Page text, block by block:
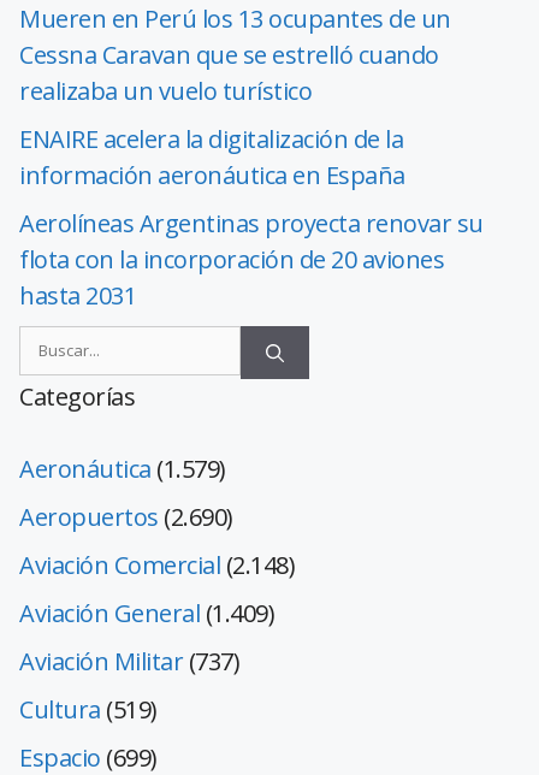
Mueren en Perú los 13 ocupantes de un
Cessna Caravan que se estrelló cuando
realizaba un vuelo turístico
ENAIRE acelera la digitalización de la
información aeronáutica en España
Aerolíneas Argentinas proyecta renovar su
flota con la incorporación de 20 aviones
hasta 2031
Categorías
Aeronáutica (1.579)
Aeropuertos (2.690)
Aviación Comercial (2.148)
Aviación General (1.409)
Aviación Militar(737)
Cultura (519)
Espacio (699)